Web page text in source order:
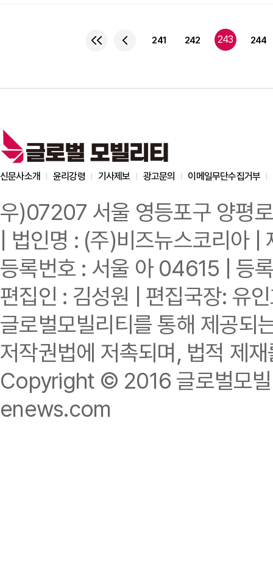
‘EQC’와 ‘Vision
사용하는 것일 뿐 기존
241 242 243 244
신문사소개 윤리강령 기사제보 광고문의 이메일무단수집거부
우)07207 서울 영등포구 양평
| 법인명 : (주)비즈뉴스코리
등록번호 : 서울 아 04615 | 등
편집인 : 김성원 | 편집국장: 유
글로벌모빌리티를 통해 제공되
저작권법에 저촉되며, 법적 제
Copyright © 2016 글로벌모
enews.com